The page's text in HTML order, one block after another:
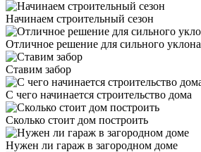
Начинаем строительный сезон
Отличное решение для сильного уклона
Ставим забор
С чего начинается строительство дома
Сколько стоит дом построить
Нужен ли гараж в загородном доме